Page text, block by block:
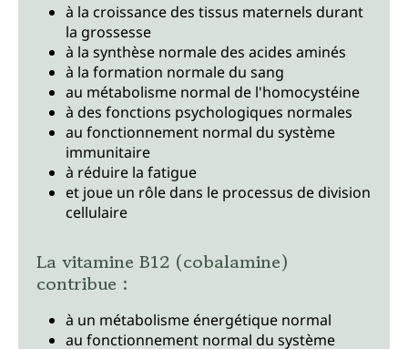
à la croissance des tissus maternels durant
la grossesse
à la synthèse normale des acides aminés
à la formation normale du sang
au métabolisme normal de l'homocystéine
à des fonctions psychologiques normales
au fonctionnement normal du système
immunitaire
à réduire la fatigue
et joue un rôle dans le processus de division
cellulaire
La vitamine B12 (cobalamine)
contribue :
à un métabolisme énergétique normal
au fonctionnement normal du système